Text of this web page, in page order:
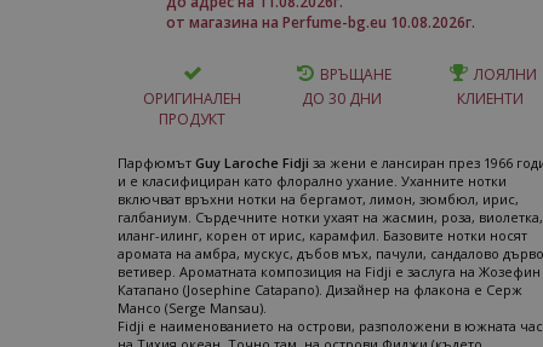
от магазина на Perfume-bg.eu 10.08.2026г.
ОРИГИНАЛЕН
ПРОДУКТ
ВРЪЩАНЕ
ДО 30 ДНИ
ЛОЯЛНИ
КЛИЕНТИ
Парфюмът Guy Laroche Fidji за жени е лансиран през 1966
и е класифициран като флорално ухание. Уханните нотки
включват връхни нотки на бергамот, лимон, зюмбюл, ирис,
галбаниум. Сърдечните нотки ухаят на жасмин, роза, виолетка,
иланг-илинг, корен от ирис, карамфил. Базовите нотки носят
аромата на амбра, мускус, дъбов мъх, пачули, сандалово
ветивер. Ароматната композиция на Fidji е заслуга на Жозефин
Катапано (Josephine Catapano). Дизайнер на флакона е Серж
Мансо (Serge Mansau).
Fidji е наименованието на острови, разположени в южната